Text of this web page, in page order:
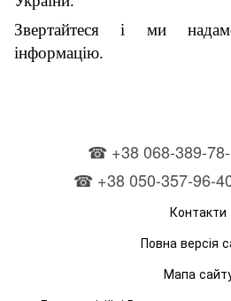
Звертайтеся і ми
інформацію.
☎ +38 068-389-
☎ +38 050-357-96-
Контакти
Повна версія
Мапа